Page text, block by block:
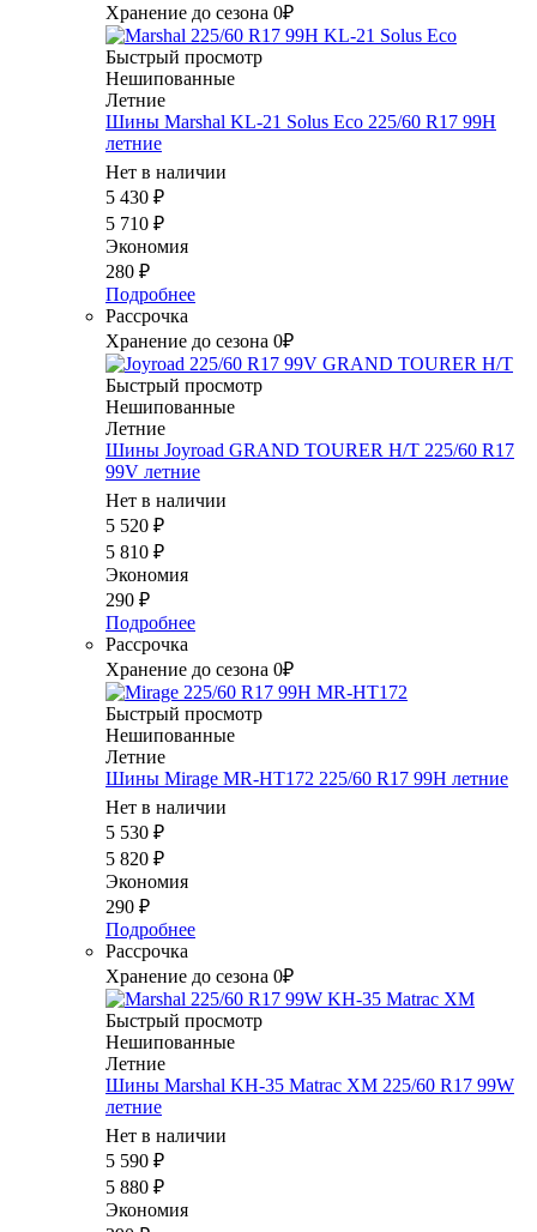
Хранение до сезона 0₽
Быстрый просмотр
Нешипованные
Летние
Шины Marshal KL-21 Solus Eco 225/60 R17 99H
летние
Нет в наличии
5 430 ₽
5 710 ₽
Экономия
280 ₽
Подробнее
Рассрочка
Хранение до сезона 0₽
Быстрый просмотр
Нешипованные
Летние
Шины Joyroad GRAND TOURER H/T 225/60 R17
99V летние
Нет в наличии
5 520 ₽
5 810 ₽
Экономия
290 ₽
Подробнее
Рассрочка
Хранение до сезона 0₽
Быстрый просмотр
Нешипованные
Летние
Шины Mirage MR-HT172 225/60 R17 99H летние
Нет в наличии
5 530 ₽
5 820 ₽
Экономия
290 ₽
Подробнее
Рассрочка
Хранение до сезона 0₽
Быстрый просмотр
Нешипованные
Летние
Шины Marshal KH-35 Matrac XM 225/60 R17 99W
летние
Нет в наличии
5 590 ₽
5 880 ₽
Экономия